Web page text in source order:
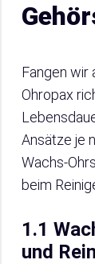
Fangen wir
Ohropax
Ansätze je
Wachs-
beim
1.1
und